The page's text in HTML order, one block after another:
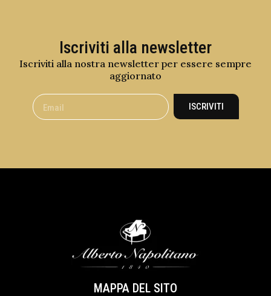
Iscriviti alla newsletter
Iscriviti alla nostra newsletter per essere sempre
aggiornato
ISCRIVITI
MAPPA DEL SITO